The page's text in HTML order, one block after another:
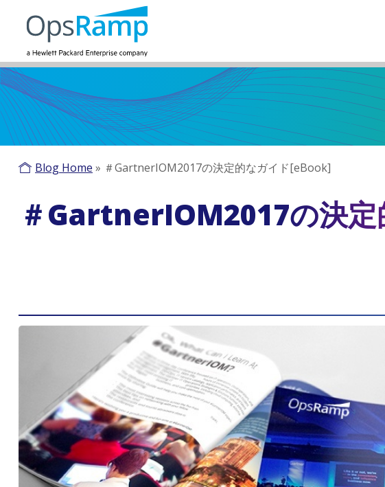
Blog Home » ＃GartnerIOM2017の決定的なガイド[eBook]
＃GartnerIOM2017の決